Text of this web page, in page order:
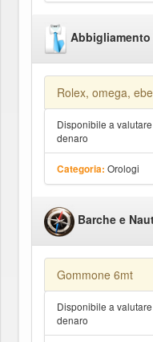
Rolex, omega,
Disponibile a
denaro
Categoria: Orologi
Barche e
Gommone 6mt
Disponibile a
denaro